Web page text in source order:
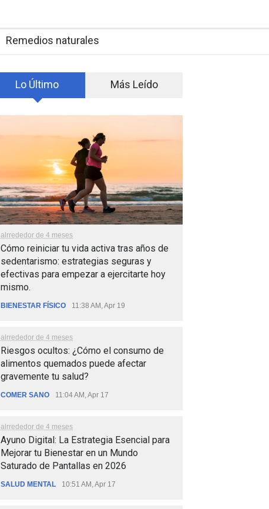
Remedios naturales
Lo Último Más Leído
alrrededor de 4 meses
Cómo reiniciar tu vida activa tras años de
sedentarismo: estrategias seguras y
efectivas para empezar a ejercitarte hoy
mismo.
BIENESTAR FÍSICO 11:38 AM, Apr 19
alrrededor de 4 meses
Riesgos ocultos: ¿Cómo el consumo de
alimentos quemados puede afectar
gravemente tu salud?
COMER SANO 11:04 AM, Apr 17
alrrededor de 4 meses
Ayuno Digital: La Estrategia Esencial para
Mejorar tu Bienestar en un Mundo
Saturado de Pantallas en 2026
SALUD MENTAL 10:51 AM, Apr 17